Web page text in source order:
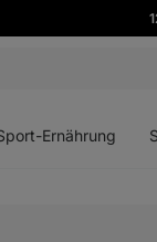
Ernährung